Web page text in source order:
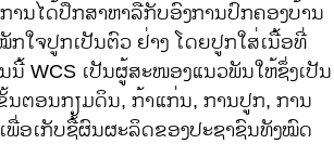
ນໄດ້ປຶກສາຫາລືກັບອົງການປົກຄອງບ້ານ
ໃຈປູກເປັນຕົວ ຢ່າງ ໂດຍປູກໃສ່ເນື້ອທີ່
WCS ເປັນຜູ້ສະໜອງແນວພັນໃຫ້ຊຶ່ງເປັນ
ນຕອນກຽມດິນ, ກ້າແກ່ນ, ການປູກ, ການ
ພື່ອເກັບຊື້ຜົນຜະລິດຂອງປະຊາຊົນທັງໝົດ